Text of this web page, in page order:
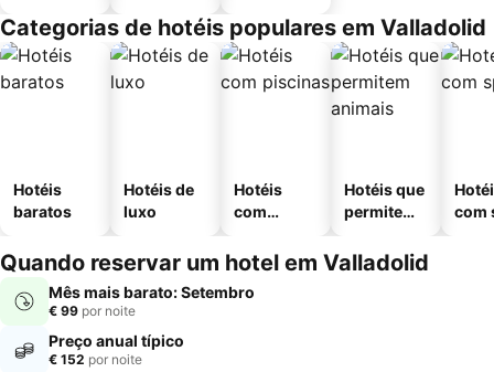
Categorias de hotéis populares em Valladolid
Hotéis
baratos
Hotéis de
luxo
Hotéis
com
Hotéis que
permitem
com
Quando reservar um hotel em Valladolid
Mês mais barato: Setembro
€ 99 por noite
Preço anual típico
€ 152 por noite